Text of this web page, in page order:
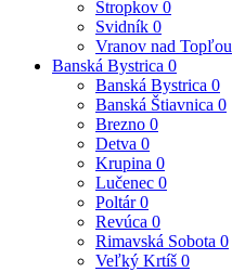
Stropkov 0
Svidník 0
Vranov nad Topľou
Banská Bystrica 0
Banská Bystrica 0
Banská Štiavnica 0
Brezno 0
Detva 0
Krupina 0
Lučenec 0
Poltár0
Revúca 0
Rimavská Sobota 0
Veľký Krtíš 0